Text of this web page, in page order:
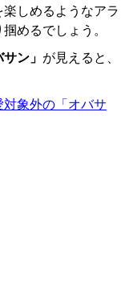
しめるようなアラ
めるでしょう。
ン」 が見えると、
象外の「オバサ